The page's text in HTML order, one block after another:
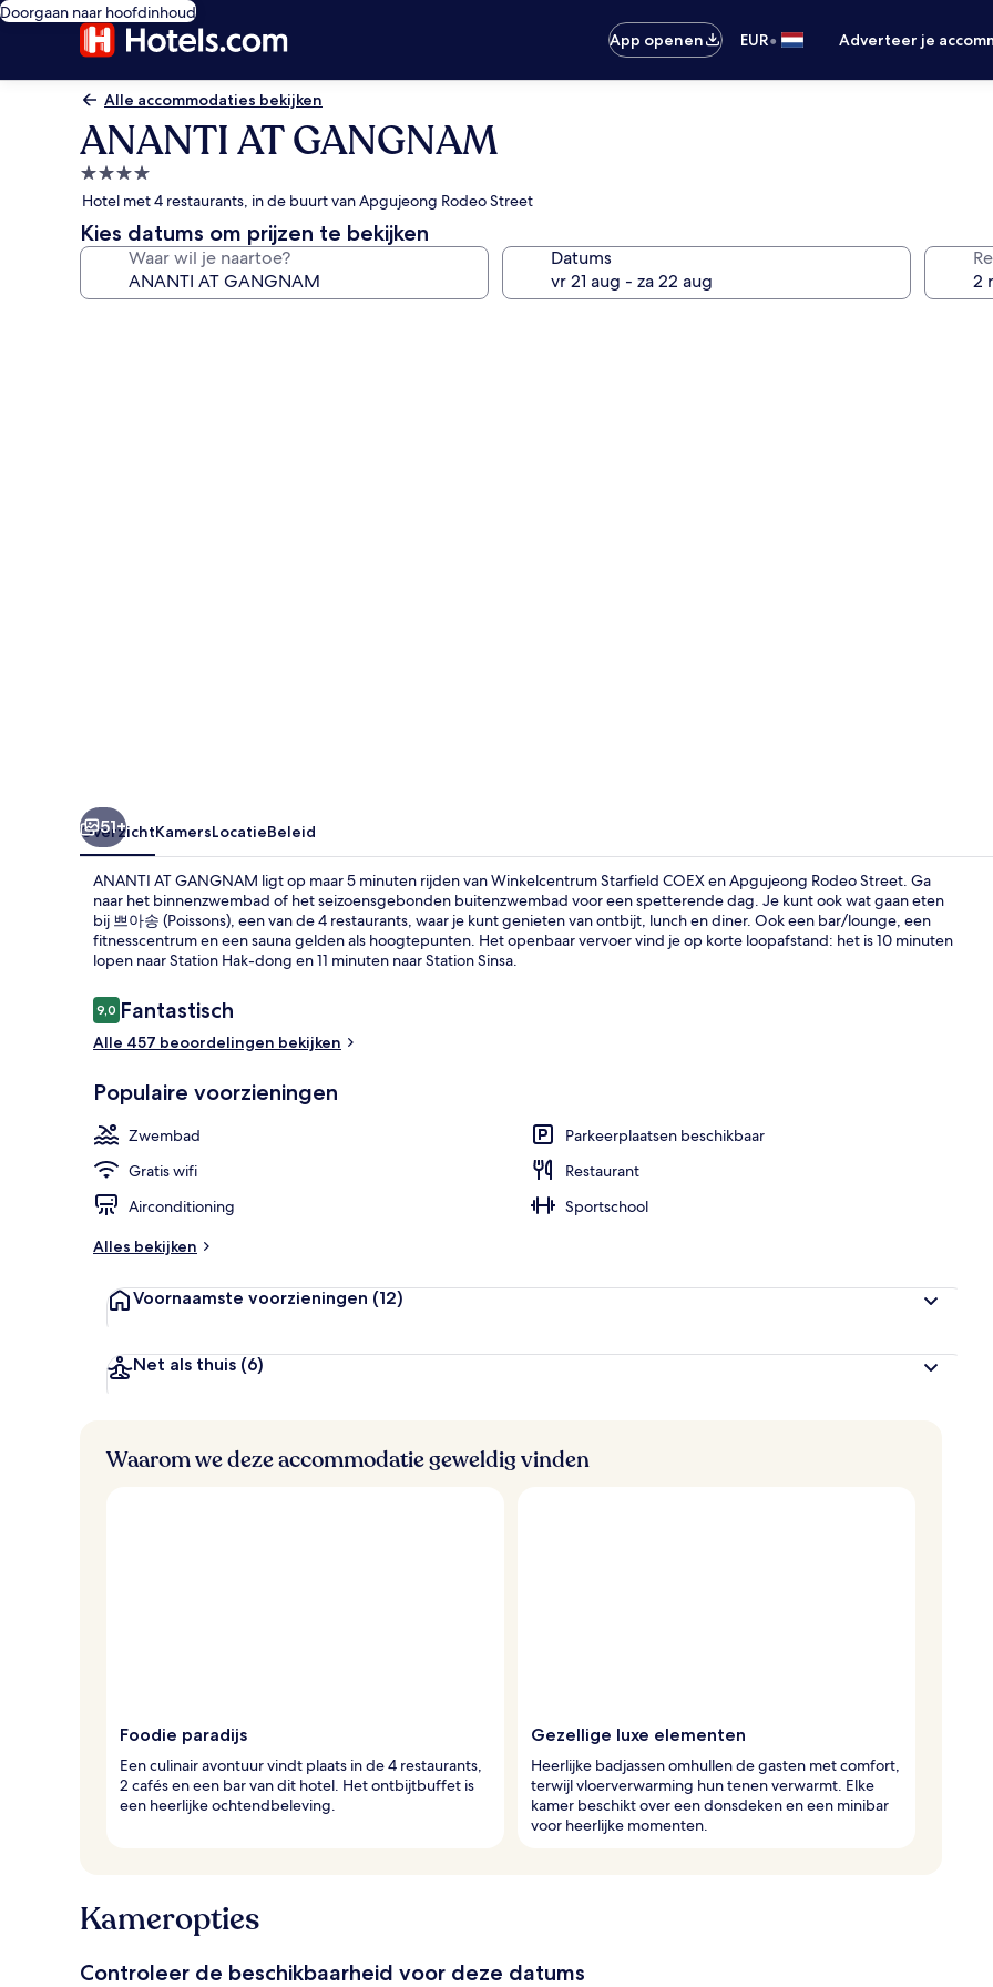
Doorgaan naar hoofdinhoud
App openen
EUR• Adverteer je
Alle accommodaties bekijken
ANANTI AT GANGNAM
4.0-
sterrenaccommodatie
Hotel met 4 restaurants, in de buurt van Apgujeong Rodeo Street
Kies datums om prijzen te bekijken
Waar wil je naartoe? Datums
Exterieur
51+
OverzichtKamersLocatieBeleid
ANANTI AT GANGNAM ligt op maar 5 minuten rijden van Winkelcentrum Starfield COEX en Apgujeong Rodeo Street. Ga
naar het binnenzwembad of het seizoensgebonden buitenzwembad voor een spetterende dag. Je kunt ook wat gaan eten
bij 쁘아송 (Poissons), een van de 4 restaurants, waar je kunt genieten van ontbijt, lunch en diner. Ook een bar/lounge, een
fitnesscentrum en een sauna gelden als hoogtepunten. Het openbaar vervoer vind je op korte loopafstand: het is 10 minuten
lopen naar Station Hak-dong en 11 minuten naar Station Sinsa.
Beoordelingen
9,09,0 op 10 –
Fantastisch
Alle 457 beoordelingen bekijken
Populaire voorzieningen
Zwembad
Parkeerplaatsen beschikbaar
Gratis wifi
Restaurant
Airconditioning
Sportschool
Alles bekijken
Voornaamste voorzieningen (12)
Net als thuis (6)
Waarom we deze accommodatie geweldig vinden
Foodie paradijs
Een culinair avontuur vindt plaats in de 4 restaurants,
2 cafés en een bar van dit hotel. Het ontbijtbuffet is
een heerlijke ochtendbeleving.
Gezellige luxe elementen
Heerlijke badjassen omhullen de gasten met comfort,
terwijl vloerverwarming hun tenen verwarmt. Elke
kamer beschikt over een donsdeken en een minibar
voor heerlijke momenten.
Kameropties
Controleer de beschikbaarheid voor deze datums